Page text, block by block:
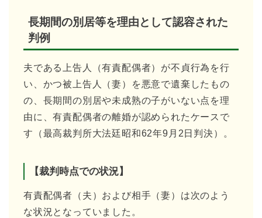
長期間の別居等を理由として認容された
判例
夫である上告人（有責配偶者）が不貞行為を行
い、かつ被上告人（妻）を悪意で遺棄したもの
の、長期間の別居や未成熟の子がいない点を理
由に、有責配偶者の離婚が認められたケースで
す（最高裁判所大法廷昭和62年9月2日判決）。
【裁判時点での状況】
有責配偶者（夫）および相手（妻）は次のよう
な状況となっていました。